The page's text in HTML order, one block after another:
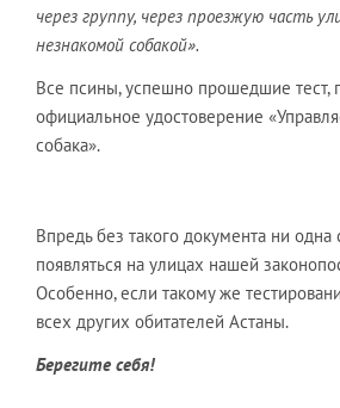
через группу, через проезжую часть
незнакомой собакой».
Все псины, успешно прошедшие тест,
официальное удостоверение
собака».
Впредь без такого документа ни одна
появляться на улицах нашей
Особенно, если такому же
всех других обитателей Астаны.
Берегите себя!